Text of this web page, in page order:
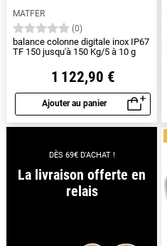
MATFER
(0)
balance colonne digitale inox IP67
TF 150 jusqu'à 150 Kg/5 à 10 g
1 122,90 €
Ajouter au panier
Aperçu rapide
DÈS 69€ D'ACHAT !
La livraison offerte en
relais